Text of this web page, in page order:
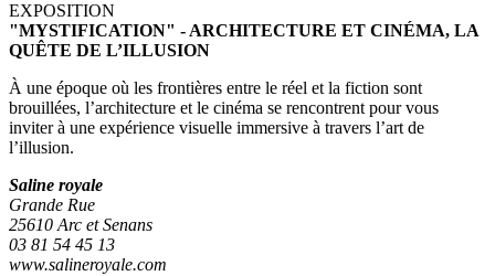
EXPOSITION
"MYSTIFICATION" - ARCHITECTURE ET CINÉMA, LA
QUÊTE DE L’ILLUSION
À une époque où les frontières entre le réel et la fiction sont
brouillées, l’architecture et le cinéma se rencontrent pour vous
inviter à une expérience visuelle immersive à travers l’art de
l’illusion.
Saline royale
Grande Rue
25610 Arc et Senans
03 81 54 45 13
www.salineroyale.com